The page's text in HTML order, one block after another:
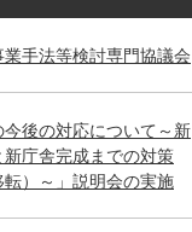
業手法等検討専門協議会
今後の対応について～新
新庁舎完成までの対策
転）～」説明会の実施